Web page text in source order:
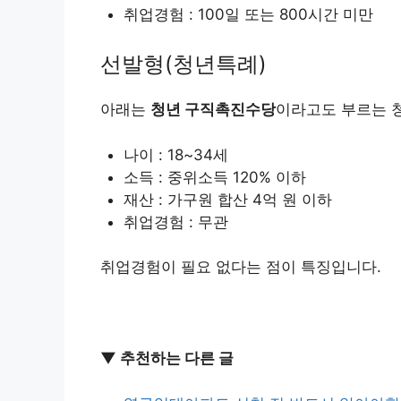
취업경험 : 100일 또는 800시간 미만
선발형(청년특례)
아래는 청년 구직촉진수당이라고도 부르는
나이 : 18~34세
소득 : 중위소득 120% 이하
재산 : 가구원 합산 4억 원 이하
취업경험 : 무관
취업경험이 필요 없다는 점이 특징입니다.
▼ 추천하는 다른 글